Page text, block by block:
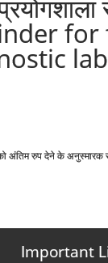
को अंतिम रुप देने के
Important